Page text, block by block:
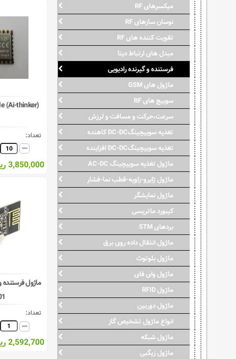
(Ai-thinker)
تعداد:
3,850,000 ریال
ماژول فرستنده
تعداد:
2,592,700 ریال
میکسرهای RF
نوسان سازهای RF
تقویت کننده های RF
مبدل های ارتباط دیتا
فرستنده و گیرنده رادیویی
ماژول های GSM
سوییچ های RF
سرعت،حرکت و مسافت و لرزش
تغذیه سوییچینگDC-DC کاهنده
تغذیه سوییچینگDC-DC افزاینده
ماژول تغذیه سوییچینگ AC-DC
ماژول ژایرو-زاویه-قطب نما-فشار
ماژول نمایشگر
کیبورد ماتریسی
بردهای STM
ماژول انتقال داده روی برق
ماژول بلوتوث
ماژول وای فای
ماژول RFID
ماژول دوربین
انواع ماژول تشخیص گاز
ماژول شبکه
ماژول زیگبی